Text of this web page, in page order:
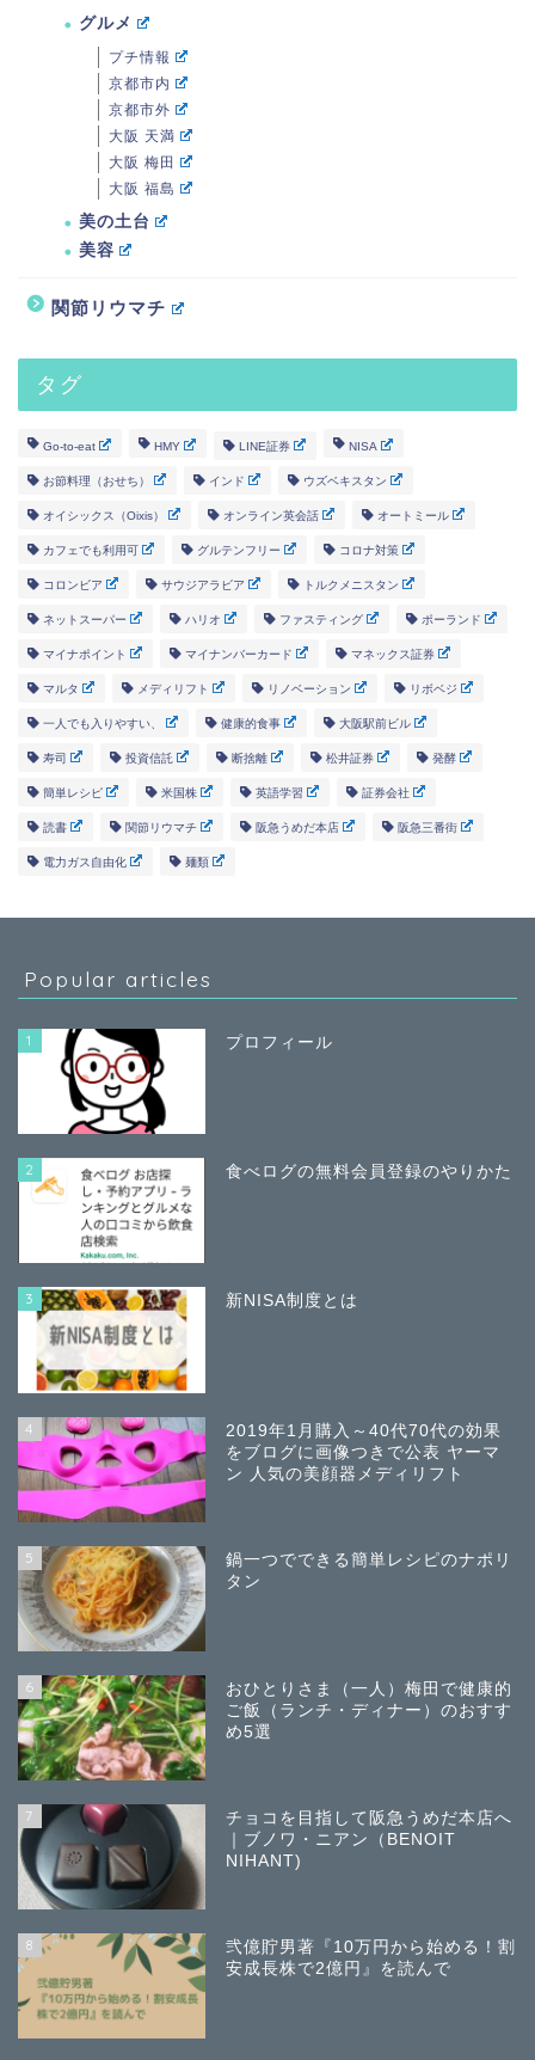
グルメ
プチ情報
京都市内
京都市外
大阪 天満
大阪 梅田
大阪 福島
美の土台
美容
関節リウマチ
タグ
Go-to-eat HMY LINE証券 NISA
お節料理（おせち） インド ウズベキスタン
オイシックス（Oixis） オンライン英会話 オートミール
カフェでも利用可 グルテンフリー コロナ対策
コロンビア サウジアラビア トルクメニスタン
ネットスーパー ハリオ ファスティング ポーランド
マイナポイント マイナンバーカード マネックス証券
マルタ メディリフト リノベーション リボベジ
一人でも入りやすい、 健康的食事 大阪駅前ビル
寿司 投資信託 断捨離 松井証券 発酵
簡単レシピ 米国株 英語学習 証券会社
読書 関節リウマチ 阪急うめだ本店 阪急三番街
電力ガス自由化 麺類
Popular articles
1 プロフィール
2 食べログの無料会員登録のやりかた
3 新NISA制度とは
4
2019年1月購入～40代70代の効果
をブログに画像つきで公表 ヤーマ
ン 人気の美顔器メディリフト
5
鍋一つでできる簡単レシピのナポリ
タン
6
おひとりさま（一人）梅田で健康的
ご飯（ランチ・ディナー）のおすす
め5選
7
チョコを目指して阪急うめだ本店へ
｜ブノワ・ニアン（BENOIT
NIHANT)
8
弐億貯男著『10万円から始める！割
安成長株で2億円』を読んで